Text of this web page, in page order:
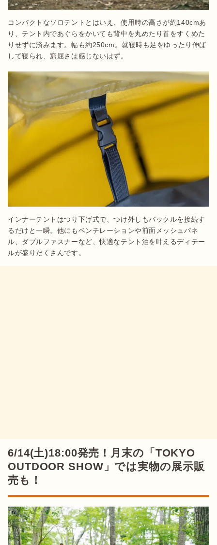
コンパクトなソロテントとはいえ、使用時の高さが約140cmあ
り、テント内であぐらをかいても背中を丸めたり首をすくめた
りせずに済みます。幅も約250cm。就寝時も足をゆったり伸ば
して寝られ、窮屈さは感じないはず。
インナーテントはつり下げ式で、つけ外しもバックルを接続す
るだけと一瞬。他にもベンチレーションや前面メッシュパネ
ル、ダブルファスナーなど、快適なテント泊を叶えるディテー
ルが盛りだくさんです。
6/14(土)18:00発売！月末の「TOKYO
OUTDOOR SHOW」では実物の展示販
売も！